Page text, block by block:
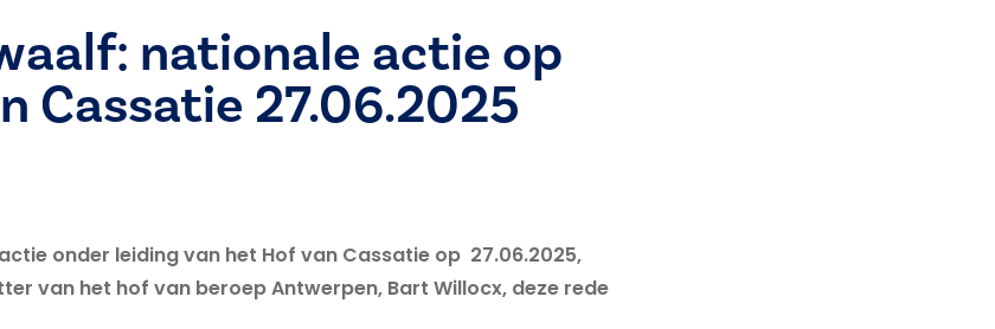
nationale actie op
Cassatie 27.06.2025
onder leiding van het Hof van Cassatie op 27.06.2025,
van het hof van beroep Antwerpen, Bart Willocx, deze rede